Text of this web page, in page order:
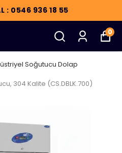
: 0546 936 18 55
0
Soğutucu Dolap
304 Kalite (CS.DBLK.700)